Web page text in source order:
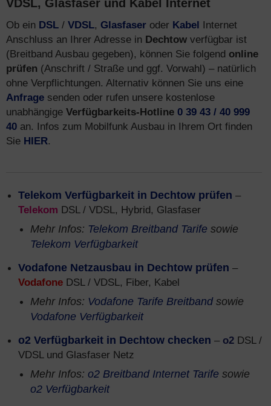
VDSL, Glasfaser und Kabel Internet
Ob ein DSL / VDSL, Glasfaser oder Kabel Internet
Anschluss an Ihrer Adresse in Dechtow verfügbar ist
(Breitband Ausbau gegeben), können Sie folgend online
prüfen (Anschrift / Straße und ggf. Vorwahl) – natürlich
ohne Verpflichtungen. Alternativ können Sie uns eine
Anfrage senden oder rufen unsere kostenlose
unabhängige Verfügbarkeits-Hotline 0 39 43 / 40 999
40 an. Infos zum Mobilfunk Ausbau in Ihrem Ort finden
Sie HIER.
Telekom Verfügbarkeit in Dechtow prüfen –
Telekom DSL / VDSL, Hybrid, Glasfaser
Mehr Infos: Telekom Breitband Tarife sowie
Telekom Verfügbarkeit
Vodafone Netzausbau in Dechtow prüfen –
Vodafone DSL / VDSL, Fiber, Kabel
Mehr Infos: Vodafone Tarife Breitbandsowie
Vodafone Verfügbarkeit
o2 Verfügbarkeit in Dechtow checken – o2 DSL /
VDSL und Glasfaser Netz
Mehr Infos: o2 Breitband Internet Tarife sowie
o2 Verfügbarkeit